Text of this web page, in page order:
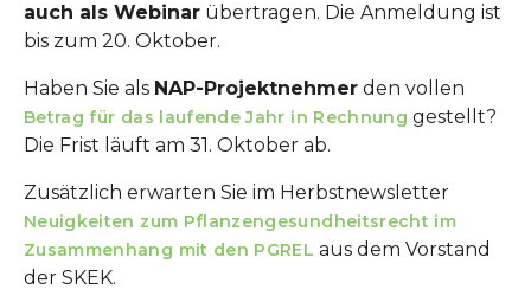
auch als Webinar übertragen. Die Anmeldung ist
bis zum 20. Oktober.
Haben Sie als NAP-Projektnehmer den vollen
Betrag für das laufende Jahr in Rechnung gestellt?
Die Frist läuft am 31. Oktober ab.
Zusätzlich erwarten Sie im Herbstnewsletter
Neuigkeiten zum Pflanzengesundheitsrecht im
Zusammenhang mit den PGREL aus dem Vorstand
der SKEK.